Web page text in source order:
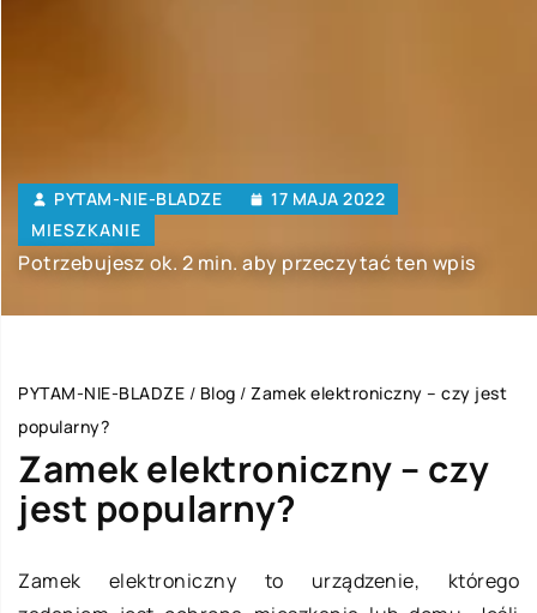
PYTAM-NIE-BLADZE
17 MAJA 2022
MIESZKANIE
Potrzebujesz ok. 2 min. aby przeczytać ten wpis
PYTAM-NIE-BLADZE / Blog / Zamek elektroniczny – czy jest
popularny?
Zamek elektroniczny – czy
jest popularny?
Zamek elektroniczny to urządzenie, którego